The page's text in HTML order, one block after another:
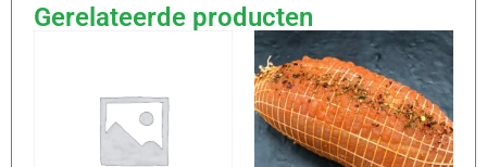
Gerelateerde producten